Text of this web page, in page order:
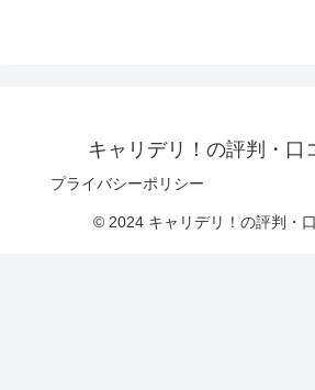
キャリデリ！の評判・口
プライバシーポリシー
© 2024 キャリデリ！の評判・